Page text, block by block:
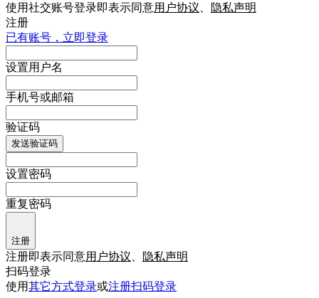
使用社交账号登录即表示同意用户协议
隐私声明
注册
已有账号，立即登录
设置用户名
手机号或邮箱
验证码
发送验证码
设置密码
重复密码
注册
注册即表示同意用户协议
隐私声明
扫码登录
使用其它方式登录或注册扫码登录